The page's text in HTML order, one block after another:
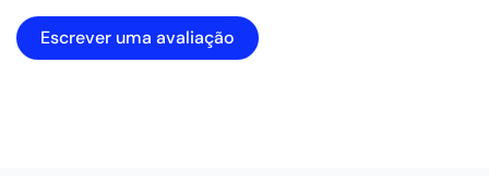
Escrever uma avaliação